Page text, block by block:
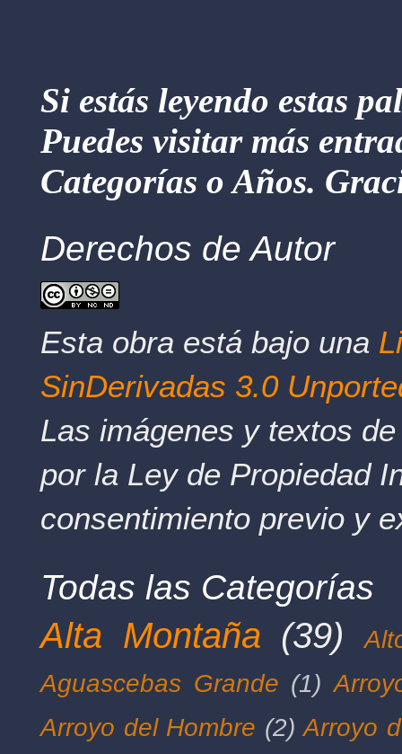
Si estás leyendo estas
Puedes visitar más
Categorías o Años.
Derechos de Autor
Esta obra está bajo una
SinDerivadas 3.0
Las imágenes y textos
por la Ley de Propiedad
consentimiento previo y
Todas las Categorías
Alta Montaña (39)
Aguascebas Grande (1)
Arroyo del Hombre (2) Arroyo